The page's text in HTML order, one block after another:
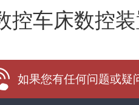
控车床数控
如果您有任何问题或疑